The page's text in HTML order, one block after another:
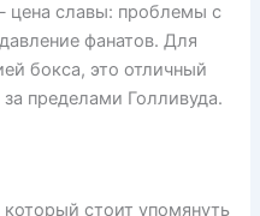
славы: проблемы с
фанатов. Для
бокса, это отличный
пределами Голливуда.
стоит упомянуть